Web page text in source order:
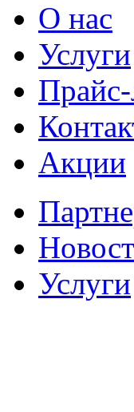
О нас
Услуги
Акции
Услуги